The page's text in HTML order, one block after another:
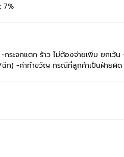
7%
ะจกแตก ร้าว ไม่ต้องจ่ายเพิ่ม ยกเว้น
ก) -ค่าทำขวัญ กรณีที่ลูกค้าเป็นฝ่ายผิด